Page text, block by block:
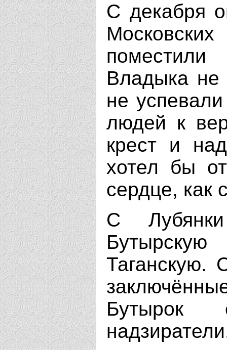
С декабря
Владыка не
не
людей к
крест и
хотел бы
сердце, как
С
Таганскую.
Бутырок